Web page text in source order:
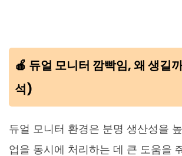
🍎 듀얼 모니터 깜빡임, 왜 생길
석)
듀얼 모니터 환경은 분명 생산성을
업을 동시에 처리하는 데 큰 도움을